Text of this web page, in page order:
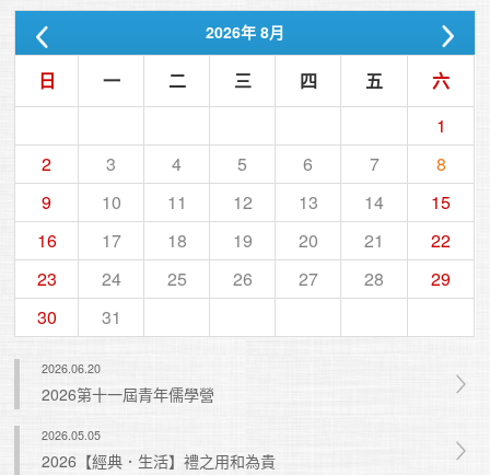
2026年 8月
日 一 二 三 四 五
六
1
2
3 4 5 6 7
8
9
10 11 12 13 14
15
16
17 18 19 20 21
22
23
24 25 26 27 28
29
30
31
2026.06.20
2026第十一屆青年儒學營
2026.05.05
2026【經典．生活】禮之用和為貴